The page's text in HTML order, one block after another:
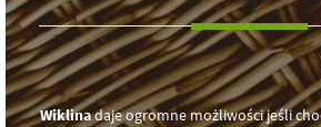
Wiklinadaje ogromne możliwości jeśli